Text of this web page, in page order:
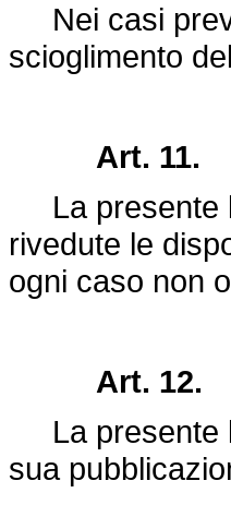
Nei casi
scioglimento
Art. 11.
La presente
rivedute le
ogni caso non
Art. 12.
La presente
sua